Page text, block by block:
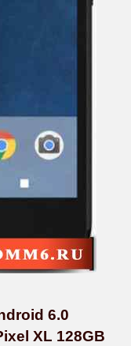
6.0
XL 128GB